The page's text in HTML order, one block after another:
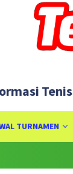
Tenis
TURNAMEN